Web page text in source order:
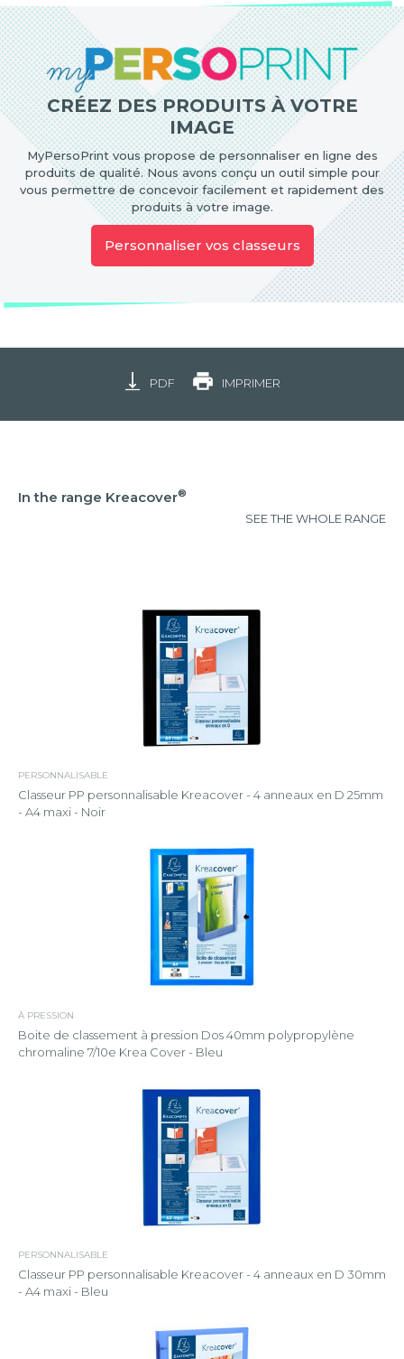
CRÉEZ DES PRODUITS À VOTRE
IMAGE
MyPersoPrint vous propose de personnaliser en ligne des
produits de qualité. Nous avons conçu un outil simple pour
vous permettre de concevoir facilement et rapidement des
produits à votre image.
Personnaliser vos classeurs
PDF IMPRIMER
In the range Kreacover®
SEE THE WHOLE RANGE
PERSONNALISABLE
Classeur PP personnalisable Kreacover - 4 anneaux en D 25mm
- A4 maxi - Noir
À PRESSION
Boite de classement à pression Dos 40mm polypropylène
chromaline 7/10e Krea Cover - Bleu
PERSONNALISABLE
Classeur PP personnalisable Kreacover - 4 anneaux en D 30mm
- A4 maxi - Bleu